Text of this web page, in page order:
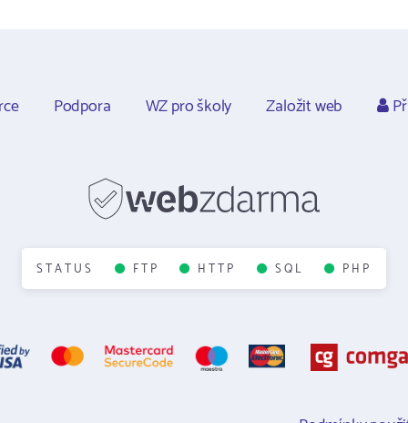
Podpora WZ pro školy Založit web
STATUS FTP HTTP SQL PHP